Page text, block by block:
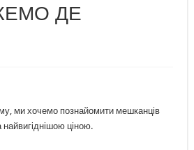
ДЕ
ми хочемо познайомити мешканців
найвигіднішою ціною.